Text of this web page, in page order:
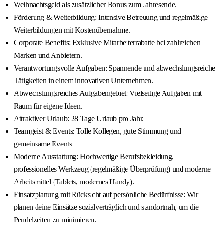
Weihnachtsgeld als zusätzlicher Bonus zum Jahresende.
Förderung & Weiterbildung: Intensive Betreuung und regelmäßige
Weiterbildungen mit Kostenübernahme.
Corporate Benefits: Exklusive Mitarbeiterrabatte bei zahlreichen
Marken und Anbietern.
Verantwortungsvolle Aufgaben: Spannende und abwechslungsreiche
Tätigkeiten in einem innovativen Unternehmen.
Abwechslungsreiches Aufgabengebiet: Vielseitige Aufgaben mit
Raum für eigene Ideen.
Attraktiver Urlaub: 28 Tage Urlaub pro Jahr.
Teamgeist & Events: Tolle Kollegen, gute Stimmung und
gemeinsame Events.
Moderne Ausstattung: Hochwertige Berufsbekleidung,
professionelles Werkzeug (regelmäßige Überprüfung) und moderne
Arbeitsmittel (Tablets, modernes Handy).
Einsatzplanung mit Rücksicht auf persönliche Bedürfnisse: Wir
planen deine Einsätze sozialverträglich und standortnah, um die
Pendelzeiten zu minimieren.